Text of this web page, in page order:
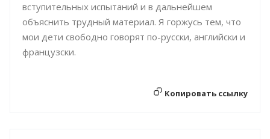
вступительных испытаний и в дальнейшем
объяснить трудный материал. Я горжусь тем, что
мои дети свободно говорят по-русски, английски и
французски.
Копировать ссылку